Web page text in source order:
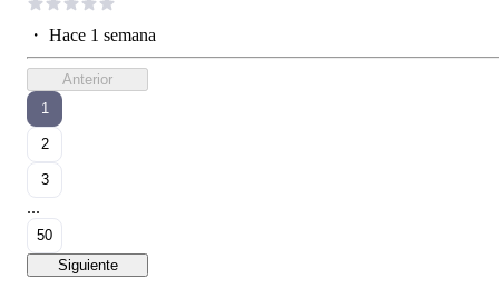
・ Hace 1 semana
Anterior
1
2
3
...
50
Siguiente